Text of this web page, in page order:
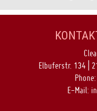
Elbuferstr. 134 |
Phone:
E-Mail: